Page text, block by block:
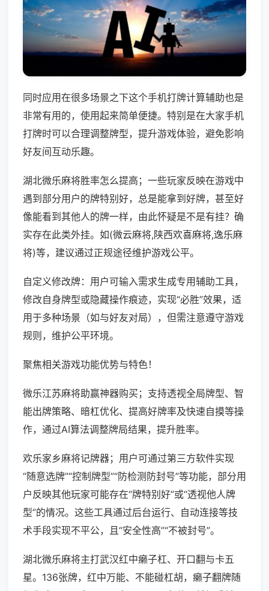
同时应用在很多场景之下这个手机打牌计算辅助也是
非常有用的，使用起来简单便捷。特别是在大家手机
打牌时可以合理调整牌型，提升游戏体验，避免影响
好友间互动乐趣。
湖北微乐麻将胜率怎么提高；一些玩家反映在游戏中
遇到部分用户的牌特别好，总是能拿到好牌，甚至好
像能看到其他人的牌一样，由此怀疑是不是有挂？确
实存在此类外挂。如(微云麻将,陕西欢喜麻将,逸乐麻
将)等，建议通过正规途径维护游戏公平。
自定义修改牌：用户可输入需求生成专用辅助工具，
修改自身牌型或隐藏操作痕迹，实现“必胜”效果，适
用于多种场景（如与好友对局），但需注意遵守游戏
规则，维护公平环境。
聚焦相关游戏功能优势与特色！
微乐江苏麻将助赢神器购买；支持透视全局牌型、智
能出牌策略、暗杠优化、提高好牌率及快速自摸等操
作，通过AI算法调整牌局结果，提升胜率。
欢乐家乡麻将记牌器；用户可通过第三方软件实现
“随意选牌”“控制牌型”“防检测防封号”等功能，部分用
户反映其他玩家可能存在“牌特别好”或“透视他人牌
型”的情况。这些工具通过后台运行、自动连接等技
术手段实现不平公，且“安全性高”“不被封号”。
湖北微乐麻将主打武汉红中癞子杠、开口翻与卡五
星。136张牌，红中万能、不能碰杠胡，癞子翻牌随